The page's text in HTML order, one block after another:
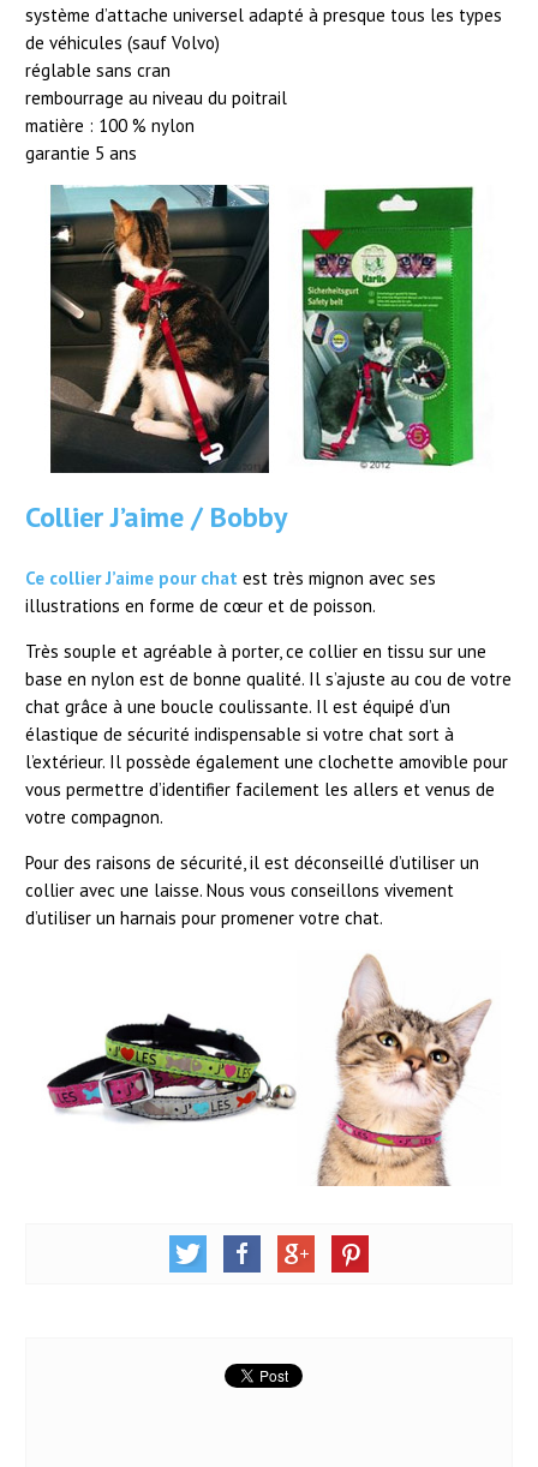
système d’attache universel adapté à presque tous les types
de véhicules (sauf Volvo)
réglable sans cran
rembourrage au niveau du poitrail
matière : 100 % nylon
garantie 5 ans
Collier J’aime / Bobby
Ce collier J’aime pour chat est très mignon avec ses
illustrations en forme de cœur et de poisson.
Très souple et agréable à porter, ce collier en tissu sur une
base en nylon est de bonne qualité. Il s’ajuste au cou de votre
chat grâce à une boucle coulissante. Il est équipé d’un
élastique de sécurité indispensable si votre chat sort à
l’extérieur. Il possède également une clochette amovible pour
vous permettre d’identifier facilement les allers et venus de
votre compagnon.
Pour des raisons de sécurité, il est déconseillé d’utiliser un
collier avec une laisse. Nous vous conseillons vivement
d’utiliser un harnais pour promener votre chat.